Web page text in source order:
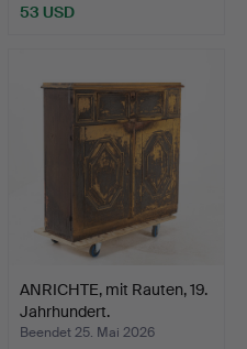
53 USD
ANRICHTE, mit Rauten, 19.
Jahrhundert.
Beendet 25. Mai 2026